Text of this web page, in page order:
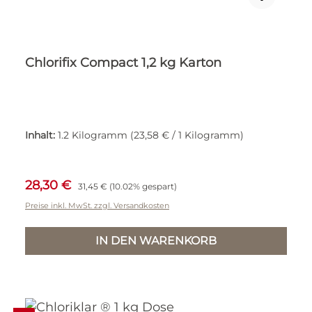
Chlorifix Compact 1,2 kg Karton
Inhalt: 1.2 Kilogramm (23,58 € / 1 Kilogramm)
Verkaufspreis:
28,30 € Regulärer Preis:
31,45 € (10.02% gespart)
Preise inkl. MwSt. zzgl. Versandkosten
IN DEN WARENKORB